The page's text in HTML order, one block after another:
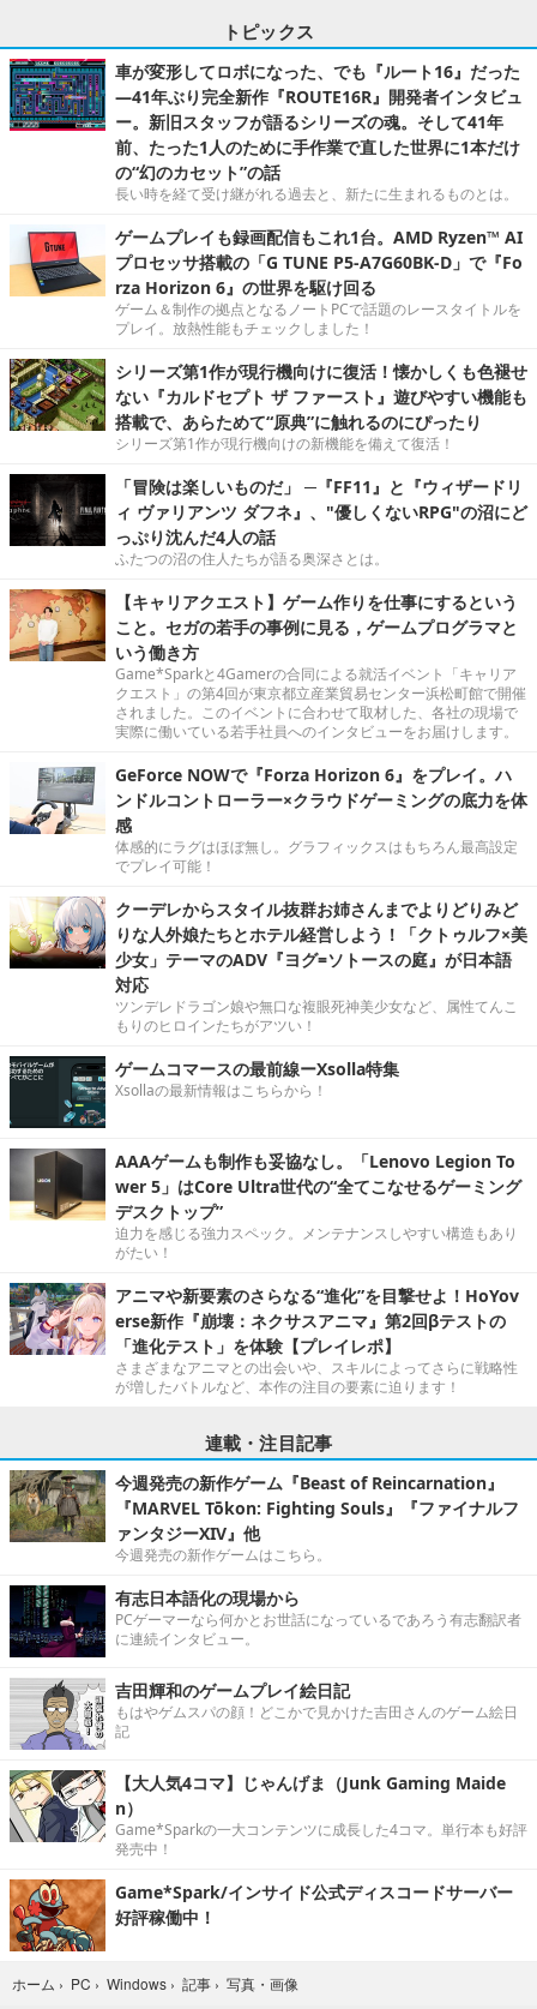
トピックス
車が変形してロボになった、でも『ルート16』だった
―41年ぶり完全新作『ROUTE16R』開発者インタビュ
ー。新旧スタッフが語るシリーズの魂。そして41年
前、たった1人のために手作業で直した世界に1本だけ
の“幻のカセット”の話
長い時を経て受け継がれる過去と、新たに生まれるものとは。
ゲームプレイも録画配信もこれ1台。AMD Ryzen™ AI
プロセッサ搭載の「G TUNE P5-A7G60BK-D」で『Fo
rza Horizon 6』の世界を駆け回る
ゲーム＆制作の拠点となるノートPCで話題のレースタイトルを
プレイ。放熱性能もチェックしました！
シリーズ第1作が現行機向けに復活！懐かしくも色褪せ
ない『カルドセプト ザ ファースト』遊びやすい機能も
搭載で、あらためて“原典”に触れるのにぴったり
シリーズ第1作が現行機向けの新機能を備えて復活！
「冒険は楽しいものだ」 ─『FF11』と『ウィザードリ
ィ ヴァリアンツ ダフネ』、"優しくないRPG"の沼にど
っぷり沈んだ4人の話
ふたつの沼の住人たちが語る奥深さとは。
【キャリアクエスト】ゲーム作りを仕事にするという
こと。セガの若手の事例に見る，ゲームプログラマと
いう働き方
Game*Sparkと4Gamerの合同による就活イベント「キャリア
クエスト」の第4回が東京都立産業貿易センター浜松町館で開催
されました。このイベントに合わせて取材した、各社の現場で
実際に働いている若手社員へのインタビューをお届けします。
GeForce NOWで『Forza Horizon 6』をプレイ。ハ
ンドルコントローラー×クラウドゲーミングの底力を体
感
体感的にラグはほぼ無し。グラフィックスはもちろん最高設定
でプレイ可能！
クーデレからスタイル抜群お姉さんまでよりどりみど
りな人外娘たちとホテル経営しよう！「クトゥルフ×美
少女」テーマのADV『ヨグ=ソトースの庭』が日本語
対応
ツンデレドラゴン娘や無口な複眼死神美少女など、属性てんこ
もりのヒロインたちがアツい！
ゲームコマースの最前線ーXsolla特集
Xsollaの最新情報はこちらから！
AAAゲームも制作も妥協なし。「Lenovo Legion To
wer 5」はCore Ultra世代の“全てこなせるゲーミング
デスクトップ”
迫力を感じる強力スペック。メンテナンスしやすい構造もあり
がたい！
アニマや新要素のさらなる“進化”を目撃せよ！HoYov
erse新作『崩壊：ネクサスアニマ』第2回βテストの
「進化テスト」を体験【プレイレポ】
さまざまなアニマとの出会いや、スキルによってさらに戦略性
が増したバトルなど、本作の注目の要素に迫ります！
連載・注目記事
今週発売の新作ゲーム『Beast of Reincarnation』
『MARVEL Tōkon: Fighting Souls』『ファイナルフ
ァンタジーXIV』他
今週発売の新作ゲームはこちら。
有志日本語化の現場から
PCゲーマーなら何かとお世話になっているであろう有志翻訳者
に連続インタビュー。
吉田輝和のゲームプレイ絵日記
もはやゲムスパの顔！どこかで見かけた吉田さんのゲーム絵日
記
【大人気4コマ】じゃんげま（Junk Gaming Maide
n）
Game*Sparkの一大コンテンツに成長した4コマ。単行本も好評
発売中！
Game*Spark/インサイド公式ディスコードサーバー
好評稼働中！
ホーム › PC › Windows › 記事 › 写真・画像